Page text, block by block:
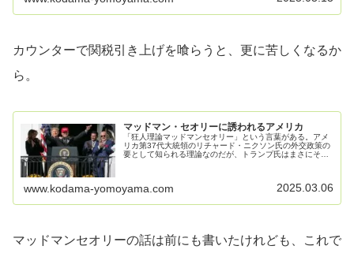
カウンターで関税引き上げを喰らうと、更に苦しくなるか
ら。
マッドマン・セオリーに誘われるアメリカ
「狂人理論マッドマンセオリー」という言葉がある。アメ
リカ第37代大統領のリチャード・ニクソン氏の外交政策の
要として知られる理論なのだが、トランプ氏はまさにそれ
www.kodama-yomoyama.com 2025.03.06
マッドマンセオリーの話は前にも書いたけれども、これで